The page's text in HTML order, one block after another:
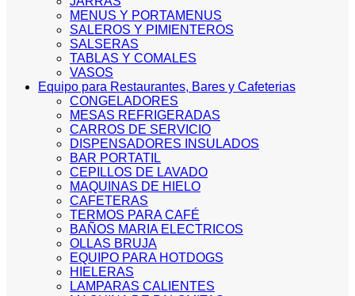
MENUS Y PORTAMENUS
SALEROS Y PIMIENTEROS
SALSERAS
TABLAS Y COMALES
VASOS
Equipo para Restaurantes, Bares y Cafeterias
CONGELADORES
MESAS REFRIGERADAS
CARROS DE SERVICIO
DISPENSADORES INSULADOS
BAR PORTATIL
CEPILLOS DE LAVADO
MAQUINAS DE HIELO
CAFETERAS
TERMOS PARA CAFÉ
BAÑOS MARIA ELECTRICOS
OLLAS BRUJA
EQUIPO PARA HOTDOGS
HIELERAS
LAMPARAS CALIENTES